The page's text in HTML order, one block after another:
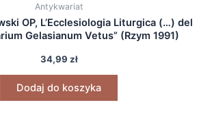
Antykwariat
OP, L’Ecclesiologia Liturgica (…) del
Gelasianum Vetus” (Rzym 1991)
34,99 zł
Dodaj do koszyka